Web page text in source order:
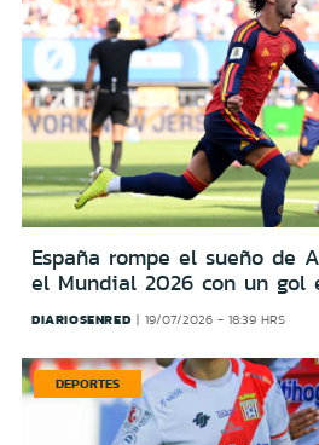
España rompe el sueño de
el Mundial 2026 con un gol
DIARIOSENRED 19/07/2026 - 18:39 HRS
DEPORTES